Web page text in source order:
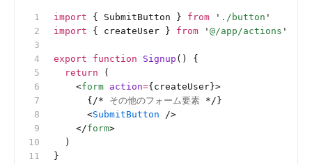
import { SubmitButton } from ' ./button '
import { createUser } from ' @/app/actions '
export function Signup () {
  return
(
    <
form action={createUser}>
      {
/* その他のフォーム要素 */ }
      <
SubmitButton />
    </
form>
  )
}